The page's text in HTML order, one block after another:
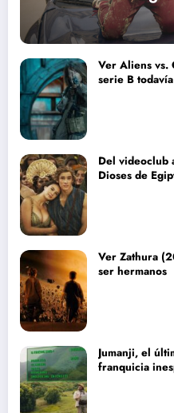
Ver Aliens vs.
serie B
Del videoclub
Dioses de
Ver Zathura
ser hermanos
Jumanji, el
franquicia